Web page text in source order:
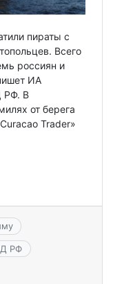
пираты с
Всего
россиян и
ИА
РФ. В
от берега
Trader»
РФ